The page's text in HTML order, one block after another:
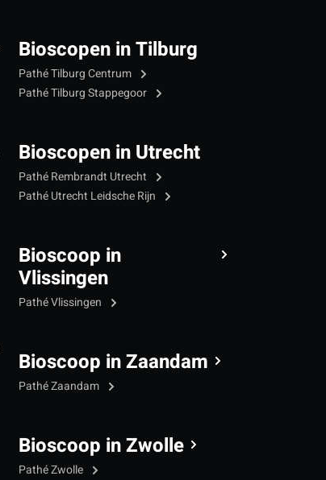
Bioscopen in Tilburg
Pathé Tilburg Centrum
Pathé Tilburg Stappegoor
Bioscopen in Utrecht
Pathé Rembrandt Utrecht
Pathé Utrecht Leidsche Rijn
Bioscoop in
Vlissingen
Pathé Vlissingen
Bioscoop in Zaandam
Pathé Zaandam
Bioscoop in Zwolle
Pathé Zwolle